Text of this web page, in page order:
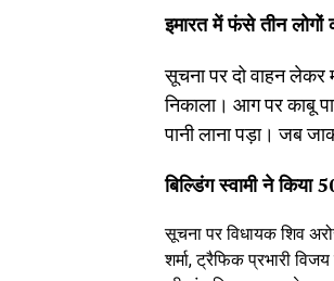
इमारत में फंसे तीन लोगों
सूचना पर दो वाहन
निकाला। आग पर काबू
पानी लाना पड़ा। जब
बिल्डिंग स्वामी ने किया
सूचना पर विधायक शिव
शर्मा, ट्रैफिक प्रभारी